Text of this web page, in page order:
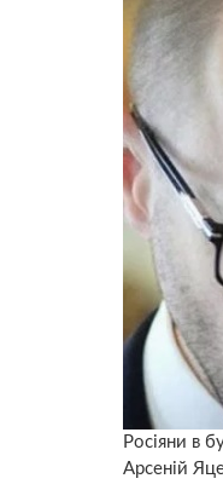
Росіяни в
Арсеній